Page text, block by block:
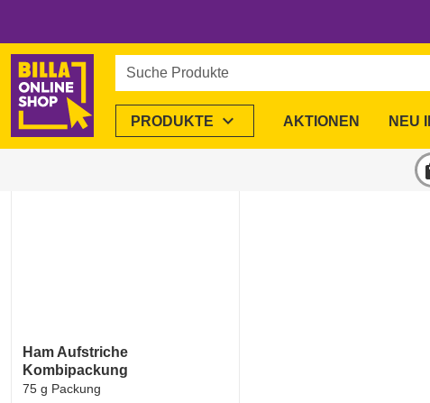
Suche Produkte
PRODUKTE expand_more AKTIONEN NEU
Hamim BILLA Online
1 Produkte
Ham Aufstriche
Kombipackung
75 g Packung